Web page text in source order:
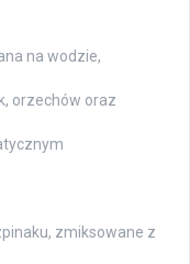
na wodzie,
orzechów oraz
zmiksowane z